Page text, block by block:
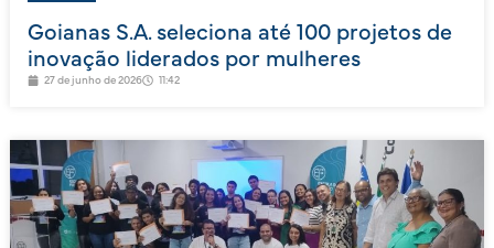
Goianas S.A. seleciona até 100 projetos de
inovação liderados por mulheres
27 de junho de 2026 11:42